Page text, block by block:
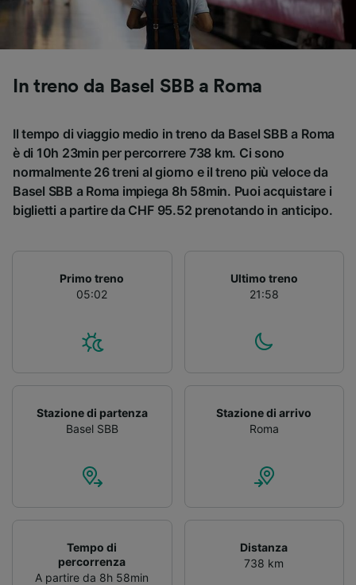
In treno da Basel SBB a Roma
Il tempo di viaggio medio in treno da Basel SBB a Roma
è di 10h 23min per percorrere 738 km. Ci sono
normalmente 26 treni al giorno e il treno più veloce da
Basel SBB a Roma impiega 8h 58min. Puoi acquistare i
biglietti a partire da CHF 95.52 prenotando in anticipo.
Primo treno
05:02
Ultimo treno
21:58
Stazione di partenza
Basel SBB
Stazione di arrivo
Roma
Tempo di
percorrenza
A partire da 8h 58min
Distanza
738 km
Utilizzare dati di geolocalizzazione precisi.
Scansione attiva delle caratteristiche del
dispositivo ai fini dell’identificazione.
accedervi. Pubblicità e contenuti
personalizzati, misurazione delle prestazioni
pubblico, sviluppo di servizi.
Elenco dei partner (fornitori)